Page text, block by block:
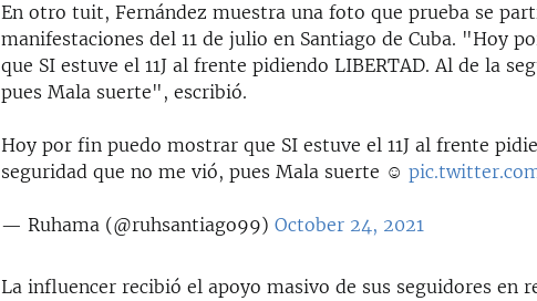
En otro tuit, Fernández muestra una foto que prueba se
manifestaciones del 11 de julio en Santiago de Cuba. "Hoy
que SI estuve el 11J al frente pidiendo LIBERTAD. Al de la
pues Mala suerte", escribió.
Hoy por fin puedo mostrar que SI estuve el 11J al frente
seguridad que no me vió, pues Mala suerte ☺️
— Ruhama (@ruhsantiago99)October 24, 2021
La influencer recibió el apoyo masivo de sus seguidores en